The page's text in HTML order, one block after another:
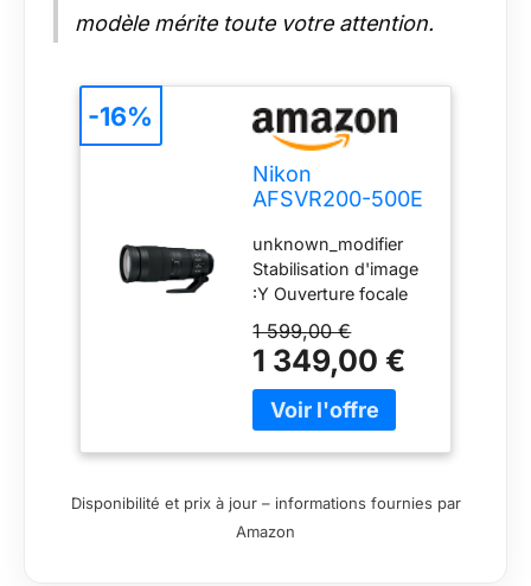
modèle mérite toute votre attention.
Nikon
AFSVR200-500E
mm/F 5.6 AF-S
Nikkor E Ed VR
Téléobjectif FX
unknown_modifier
Stabilisation d'image
:Y Ouverture focale
Ouverture focale
minimum :200
stabilisateur d'images
1 599,00 €
1 349,00 €
-16%
Disponibilité et prix à jour – informations fournies par
Amazon